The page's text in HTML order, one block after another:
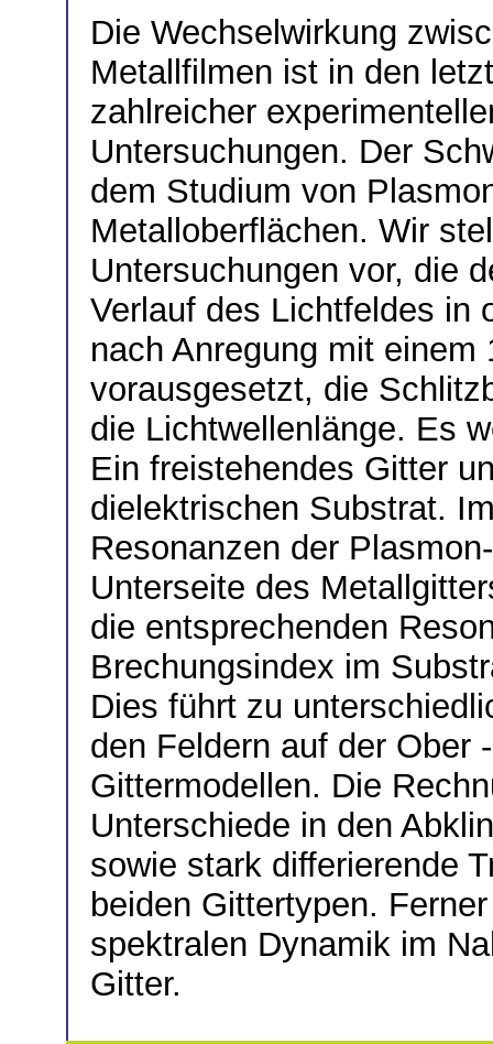
Die Wechselwirkung
Metallfilmen ist in den
zahlreicher
Untersuchungen. Der
dem Studium von
Metalloberflächen. Wir
Untersuchungen vor, die
Verlauf des Lichtfeldes in
nach Anregung mit
vorausgesetzt, die
die Lichtwellenlänge. Es
Ein freistehendes Gitter
dielektrischen Substrat.
Resonanzen der
Unterseite des
die entsprechenden
Brechungsindex im
Dies führt zu
den Feldern auf der Ober
Gittermodellen. Die
Unterschiede in den
sowie stark differierende
beiden Gittertypen.
spektralen Dynamik im
Gitter.